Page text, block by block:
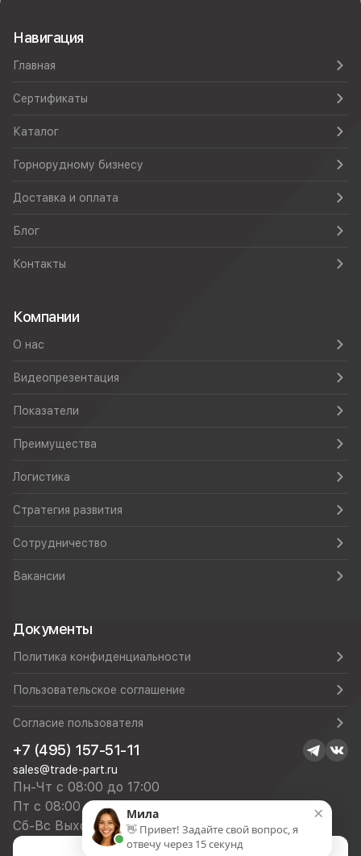
Навигация
Главная
Сертификаты
Каталог
Горнорудному бизнесу
Доставка и оплата
Блог
Контакты
Компании
О нас
Видеопрезентация
Показатели
Преимущества
Логистика
Стратегия развития
Сотрудничество
Вакансии
Документы
Политика конфиденциальности
Пользовательское соглашение
Согласие пользователя
+7 (495) 157-51-11
sales@trade-part.ru
Пн-Чт с 08:00 до 17:00
Пт с 08:00 до 16:00
Сб-Вс Выходной
×
Мила
👋 Привет! Задайте свой вопрос, я
отвечу через 15 секунд